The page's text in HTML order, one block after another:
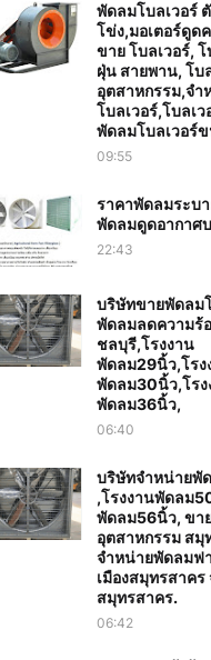
พัดลมโบลเวอร์
โข่ง,มอเตอร์ดูด
ขาย โบลเวอร์,
ฝุ่น สายพาน, โบ
อุตสาหกรรม,จำ
โบลเวอร์,โบลเ
พัดลมโบลเวอร์
09:55
ราคาพัดลมระบ
พัดลมดูดอากาศ
22:43
บริษัทขายพัดลม
พัดลมลดความร้
ชลบุรี,โรงงาน
พัดลม29นิ้ว,โรง
พัดลม30นิ้ว,โรง
พัดลม36นิ้ว,
06:40
บริษัทจำหน่ายพั
,โรงงานพัดลม
พัดลม56นิ้ว, ขา
อุตสาหกรรม สมุ
จำหน่ายพัดลมฟ
เมืองสมุทรสาคร
สมุทรสาคร.
06:42